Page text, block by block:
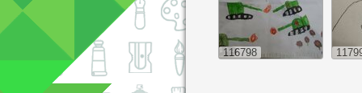
116798